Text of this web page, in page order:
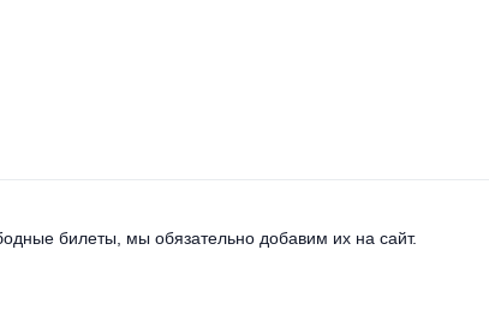
билеты, мы обязательно добавим их на сайт.